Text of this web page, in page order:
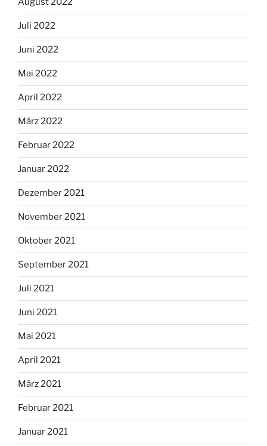
Juli 2022
Juni 2022
Mai 2022
April 2022
März 2022
Februar 2022
Januar 2022
Dezember 2021
November 2021
Oktober 2021
September 2021
Juli 2021
Juni 2021
Mai 2021
April 2021
März 2021
Februar 2021
Januar 2021